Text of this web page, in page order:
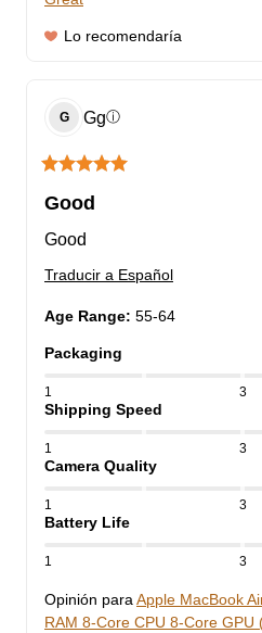
Lo recomendaría
G Ggⓘ
Good
Good
Traducir a Español
Age Range: 55-64
Packaging
1 3
Shipping Speed
1 3
Camera Quality
1 3
Battery Life
1 3
Opinión para Apple MacBook
RAM 8-Core CPU 8-Core